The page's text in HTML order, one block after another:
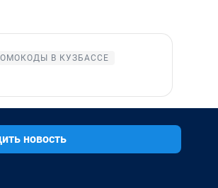
В КУЗБАССЕ
новость